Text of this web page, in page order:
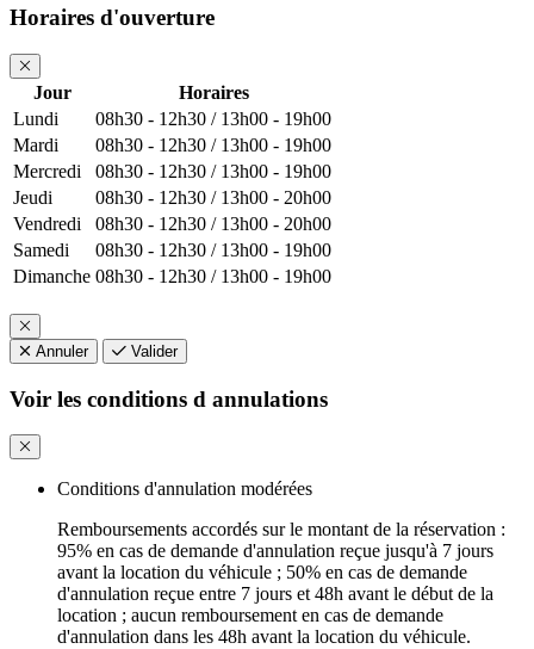
Horaires d'ouverture
Jour
Horaires
Lundi
08h30 - 12h30 / 13h00 - 19h00
Mardi
08h30 - 12h30 / 13h00 - 19h00
Mercredi
08h30 - 12h30 / 13h00 - 19h00
Jeudi
08h30 - 12h30 / 13h00 - 20h00
Vendredi
08h30 - 12h30 / 13h00 - 20h00
Samedi
08h30 - 12h30 / 13h00 - 19h00
Dimanche 08h30 - 12h30 / 13h00 - 19h00
Annuler Valider
Voir les conditions d annulations
Conditions d'annulation modérées
Remboursements accordés sur le montant de la réservation :
95% en cas de demande d'annulation reçue jusqu'à 7 jours
avant la location du véhicule ; 50% en cas de demande
d'annulation reçue entre 7 jours et 48h avant le début de la
location ; aucun remboursement en cas de demande
d'annulation dans les 48h avant la location du véhicule.